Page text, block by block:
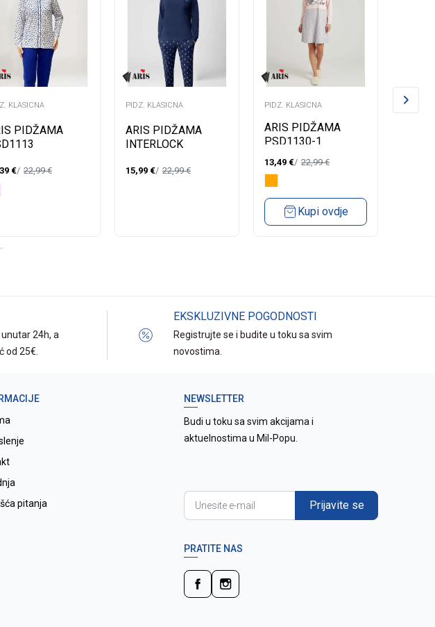
KLASICNA
PIDŽAMA
€ 22,99€
PIDZ. KLASICNA
ARIS PIDŽAMA
INTERLOCK
15,99 € 22,99€
PIDZ. KLASICNA
ARIS PIDŽAMA
PSD1130-1
13,49 € 22,99€
Kupi ovdje
PIDZ.
24h, a
od 25€.
EKSKLUZIVNE POGODNOSTI
Registrujte se i budite u toku sa svim
novostima.
pitanja
NEWSLETTER
Budi u toku sa svim akcijama i
aktuelnostima u Mil-Popu.
Prijavite se
PRATITE NAS